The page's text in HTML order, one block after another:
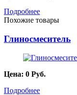
Подробнее
Похожие товары
Глиносмеситель
Цена: 0 Руб.
Подробнее